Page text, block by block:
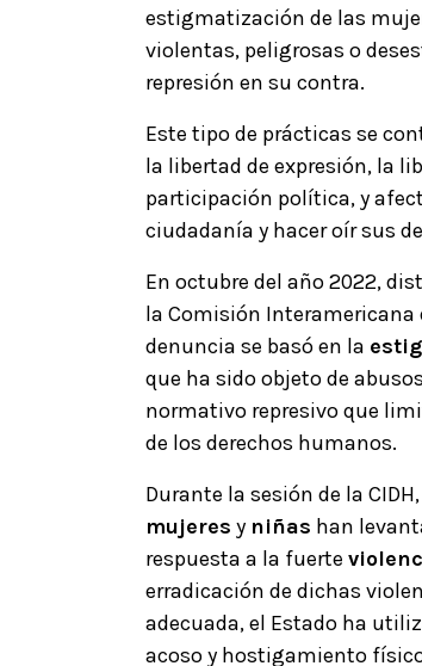
estigmatización de las
violentas, peligrosas o
represión en su contra.
Este tipo de prácticas se
la libertad de expresión, la
participación política, y
ciudadanía y hacer oír sus
En octubre del año 2022,
la Comisión Interamericana
denuncia se basó en la
que ha sido objeto de
normativo represivo que
de los derechos humanos.
Durante la sesión de la
mujeres y niñas han
respuesta a la fuerte
erradicación de dichas
adecuada, el Estado ha
acoso y hostigamiento